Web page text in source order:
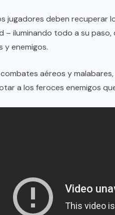
jugadores deben recuperar
– iluminando todo a su
y enemigos.
aéreos y
a los feroces enemigos